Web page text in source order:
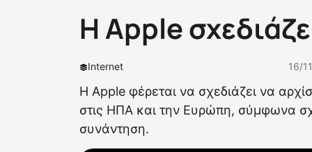
Η Apple
Internet 16/
Η Apple φέρεται να σχεδιάζει να
στις ΗΠΑ και την Ευρώπη, σύμφωνα
συνάντηση.